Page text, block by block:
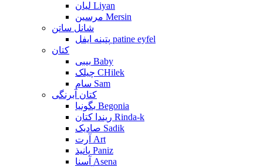
لیان Liyan
مرسین Mersin
شانل ساتن
پتینه ایفل patine eyfel
کتان
بیبی Baby
چیلک CHilek
سام Sam
کتان آبرنگی
بگونیا Begonia
ریندا کتان Rinda-k
صادیک Sadik
آرت Art
پانیذ Paniz
آسنا Asena